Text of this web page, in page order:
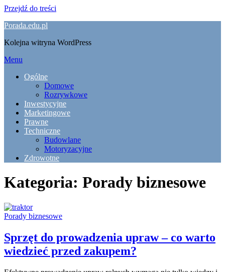
Przejdź do treści
Porada.edu.pl
Kolejna witryna WordPress
Menu
Ogólne
Domowe
Rozrywkowe
Inwestycyjne
Marketingowe
Prawne
Techniczne
Budowlane
Motoryzacyjne
Zdrowotne
Kategoria: Porady biznesowe
Porady biznesowe
Sprzęt do prowadzenia upraw – co warto
wiedzieć przed zakupem?